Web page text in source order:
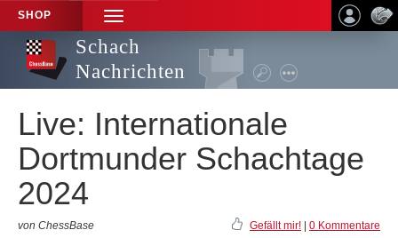
SHOP
TOGGLE
NAVIGATION
Schach
Nachrichten
Live: Internationale
Dortmunder Schachtage
2024
von ChessBase Gefällt mir! 0 Kommentare